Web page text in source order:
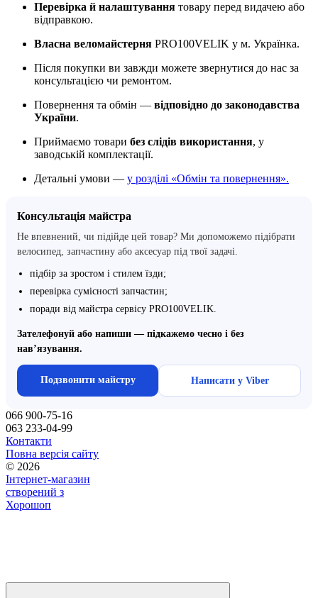
Перевірка й налаштування товару перед видачею або
відправкою.
Власна веломайстерня PRO100VELIK у м. Українка.
Після покупки ви завжди можете звернутися до нас за
консультацією чи ремонтом.
Повернення та обмін — відповідно до законодавства
України.
Приймаємо товари без слідів використання, у
заводській комплектації.
Детальні умови — у розділі «Обмін та повернення».
Консультація майстра
Не впевнений, чи підійде цей товар? Ми допоможемо підібрати
велосипед, запчастину або аксесуар під твої задачі.
підбір за зростом і стилем їзди;
перевірка сумісності запчастин;
поради від майстра сервісу PRO100VELIK.
Зателефонуй або напиши — підкажемо чесно і без
нав’язування.
Подзвонити майстру Написати у Viber
066 900-75-16
063 233-04-99
Контакти
Повна версія сайту
© 2026
Інтернет-магазин
створений з
Хорошоп